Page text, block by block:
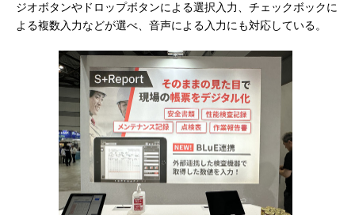
ジオボタンやドロップボタンによる選択入力、チェックボックに
よる複数入力などが選べ、音声による入力にも対応している。